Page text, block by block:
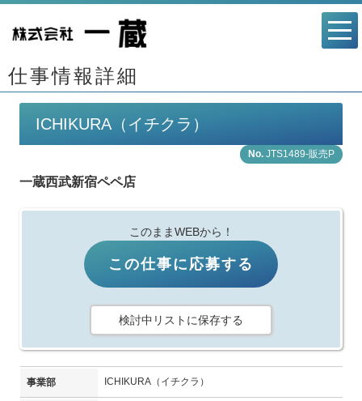
仕事情報詳細
ICHIKURA（イチクラ）
JTS1489-販売P
一蔵西武新宿ペペ店
このままWEBから！
この仕事に応募する
検討中リストに保存する
事業部 ICHIKURA（イチクラ）